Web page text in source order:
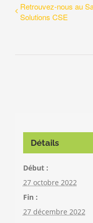
Retrouvez-nous au
Solutions CSE
Détails
Début :
27 octobre 2022
Fin :
27 décembre 2022